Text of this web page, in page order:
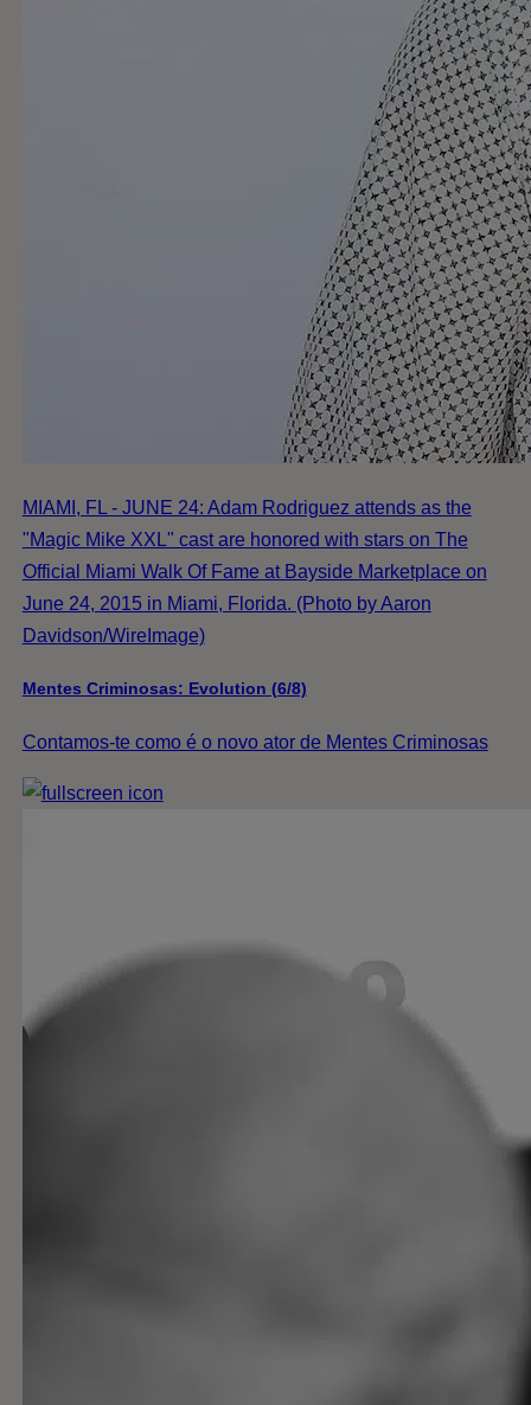
MIAMI, FL - JUNE 24: Adam Rodriguez attends as the
"Magic Mike XXL" cast are honored with stars on The
Official Miami Walk Of Fame at Bayside Marketplace on
June 24, 2015 in Miami, Florida. (Photo by Aaron
Davidson/WireImage)
Mentes Criminosas: Evolution (6/8)
Contamos-te como é o novo ator de Mentes Criminosas